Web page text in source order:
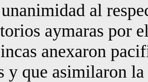
al
aymaras por
anexaron
y que asimilaron